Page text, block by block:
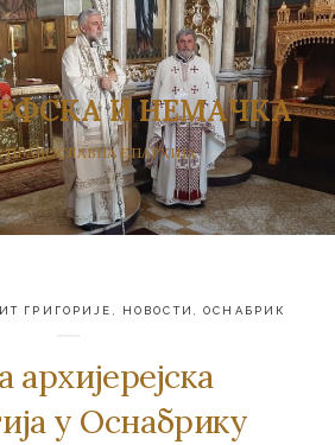
И НЕМАЧКА
ПРАВОСЛАВНА ЕПАРХИЈА
ГРИГОРИЈЕ НОВОСТИ ,ОСНАБРИК
архијерејска
у Оснабрику